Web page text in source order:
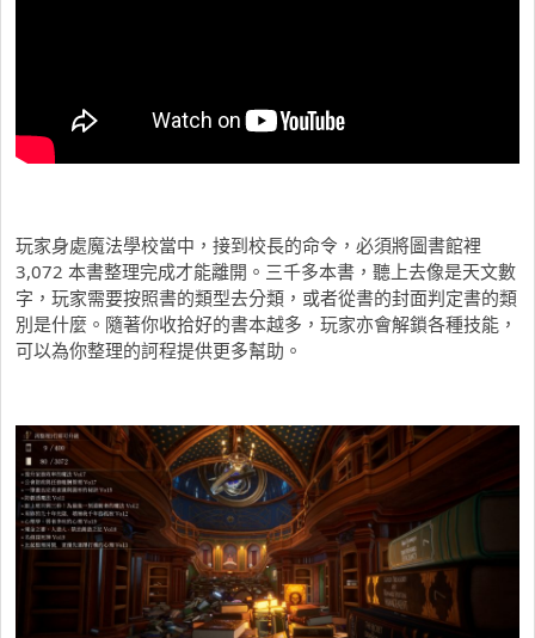
玩家身處魔法學校當中，接到校長的命令，必須將圖書館裡
3,072 本書整理完成才能離開。三千多本書，聽上去像是天文數
字，玩家需要按照書的類型去分類，或者從書的封面判定書的類
別是什麼。隨著你收拾好的書本越多，玩家亦會解鎖各種技能，
可以為你整理的訶程提供更多幫助。